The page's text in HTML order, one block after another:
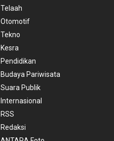
Telaah
Otomotif
Tekno
Kesra
Pendidikan
Budaya Pariwisata
Suara Publik
Internasional
RSS
Redaksi